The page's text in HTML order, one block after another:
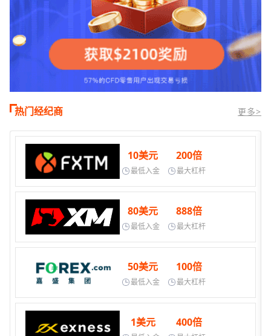
热门经纪商 更多>
10美元
最低入金
200倍
最大杠杆
80美元
最低入金
888倍
最大杠杆
50美元
最低入金
100倍
最大杠杆
1美元 400倍